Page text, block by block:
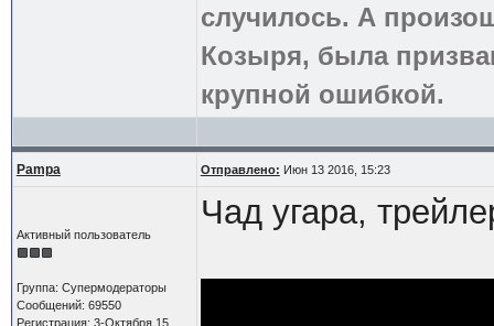
случилось. А
Козыря, была
крупной ошибкой.
Pampa Отправлено: Июн 13 2016, 15:23
Активный пользователь
Группа: Супермодераторы
Сообщений: 69550
Регистрация: 3-Октября 15
Чад угара,